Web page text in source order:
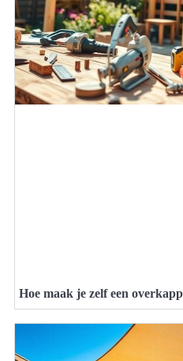
Hoe maak je zelf een